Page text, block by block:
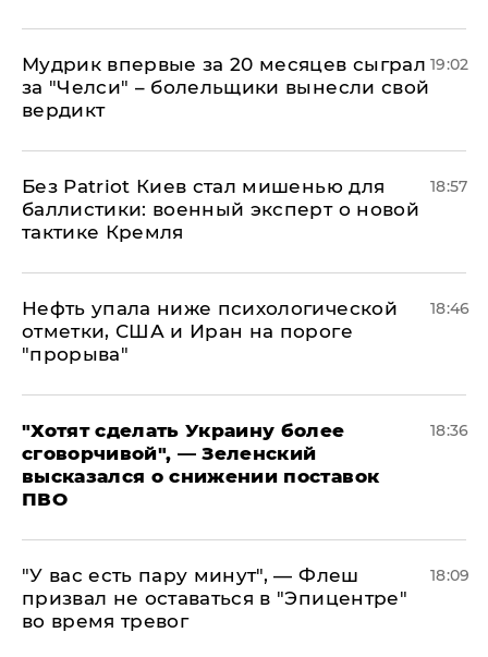
Мудрик впервые за 20 месяцев сыграл
за "Челси" – болельщики вынесли свой
вердикт
19:02
​Без Patriot Киев стал мишенью для
баллистики: военный эксперт о новой
тактике Кремля
18:57
Нефть упала ниже психологической
отметки, США и Иран на пороге
"прорыва"
18:46
​"Хотят сделать Украину более
сговорчивой", — Зеленский
высказался о снижении поставок
ПВО
18:36
​"У вас есть пару минут", — Флеш
призвал не оставаться в "Эпицентре"
во время тревог
18:09